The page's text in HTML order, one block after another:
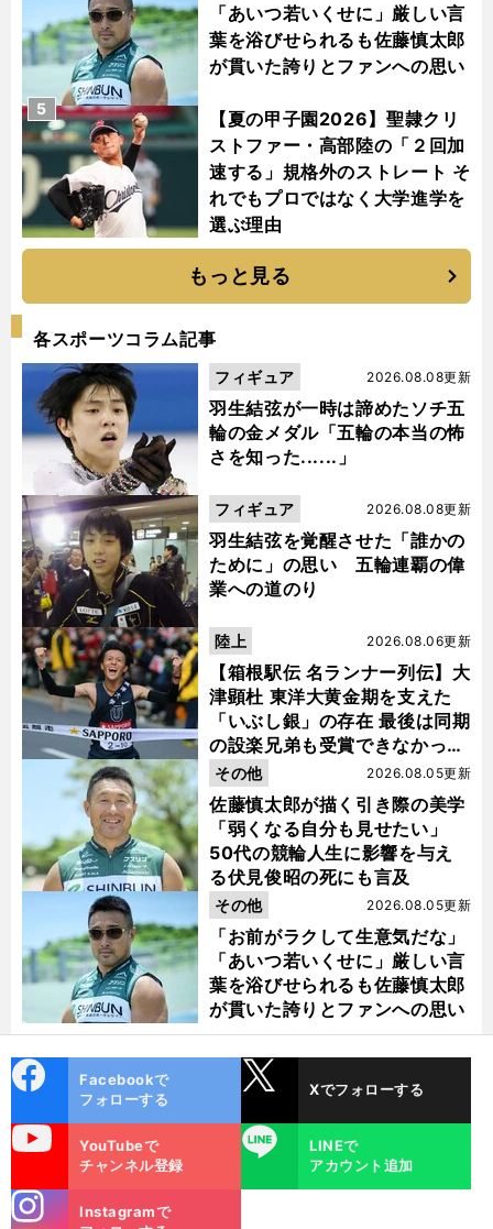
「あいつ若いくせに」厳しい言
葉を浴びせられるも佐藤慎太郎
が貫いた誇りとファンへの思い
【夏の甲子園2026】聖隷クリ
ストファー・高部陸の「２回加
速する」規格外のストレート そ
れでもプロではなく大学進学を
選ぶ理由
5
もっと見る
各スポーツコラム記事
羽生結弦が一時は諦めたソチ五
輪の金メダル「五輪の本当の怖
さを知った......」
2026.08.08更新
フィギュア
羽生結弦を覚醒させた「誰かの
ために」の思い 五輪連覇の偉
業への道のり
2026.08.08更新
フィギュア
【箱根駅伝 名ランナー列伝】大
津顕杜 東洋大黄金期を支えた
「いぶし銀」の存在 最後は同期
の設楽兄弟も受賞できなかった
金栗杯に輝く
2026.08.06更新
陸上
佐藤慎太郎が描く引き際の美学
「弱くなる自分も見せたい」
50代の競輪人生に影響を与え
る伏見俊昭の死にも言及
2026.08.05更新
その他
「お前がラクして生意気だな」
「あいつ若いくせに」厳しい言
葉を浴びせられるも佐藤慎太郎
が貫いた誇りとファンへの思い
2026.08.05更新
その他
ok
Facebookで
フォローする
Xでフォローする
YouTubeで
チャンネル登録
LINE
LINEで
アカウント追加
m
Instagramで